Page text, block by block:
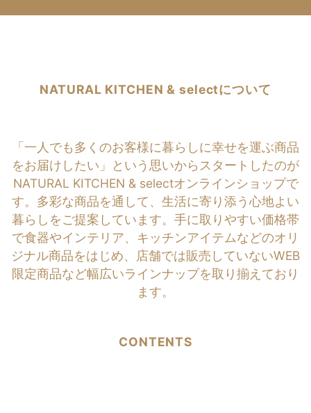
NATURAL KITCHEN & selectについて
「一人でも多くのお客様に暮らしに幸せを運ぶ商品
をお届けしたい」という思いからスタートしたのが
NATURAL KITCHEN & selectオンラインショップで
す。多彩な商品を通して、生活に寄り添う心地よい
暮らしをご提案しています。手に取りやすい価格帯
で食器やインテリア、キッチンアイテムなどのオリ
ジナル商品をはじめ、店舗では販売していないWEB
限定商品など幅広いラインナップを取り揃えており
ます。
CONTENTS